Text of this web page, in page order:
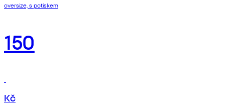
oversize, s potiskem
150
Kč